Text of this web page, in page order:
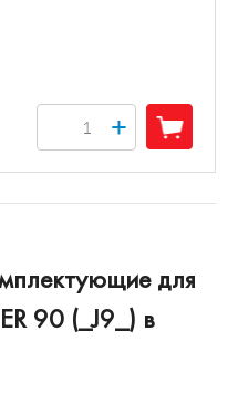
+
для
90 (_J9_) в